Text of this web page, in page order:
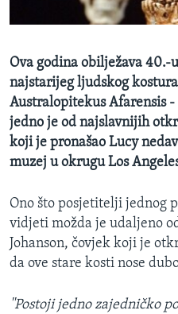
Learning English
PRATITE NAS
Jezici
Ova godina obilježava
najstarijeg ljudskog
Australopitekus Afarensis
jedno je od najslavnijih
koji je pronašao Lucy
muzej u okrugu Los
Ono što posjetitelji jednog
vidjeti možda je udaljeno
Johanson, čovjek koji je
da ove stare kosti nose
''Postoji jedno zajedničko